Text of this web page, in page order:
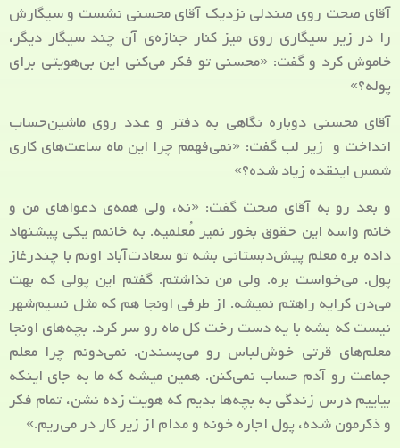
آقای صحت روی صندلی نزدیک آقای محسنی نشست و سیگارش
را در زیر سیگاری روی میز کنار جنازه‌ی آن چند سیگار دیگر،
خاموش کرد و گفت: «محسنی تو فکر می‌کنی این بی‌هویتی برای
پوله؟»
آقای محسنی دوباره نگاهی به دفتر و عدد روی ماشین‌حساب
انداخت و زیر لب گفت: «نمی‌فهمم چرا این ماه ساعت‌های کاری
شمس اینقده زیاد شده؟»
و بعد رو به آقای صحت گفت: «نه، ولی همه‌ی دعواهای من و
خانم واسه این حقوق بخور نمیر مُعلمیه. به خانمم یکی پیشنهاد
داده بره معلم پیش‌دبستانی بشه تو سعادت‌آباد اونم با چندرغاز
پول. می‌خواست بره. ولی من نذاشتم. گفتم این پولی که بهت
می‌دن کرایه راهتم نمیشه. از طرفی اونجا هم که مثل نسیم‌شهر
نیست که بشه با یه دست رخت کل ماه رو سر کرد. بچه‌های اونجا
معلم‌های قرتی خوش‌لباس رو می‌پسندن. نمی‌دونم چرا معلم
جماعت رو آدم حساب نمی‌کنن. همین میشه که ما به جای اینکه
بیاییم درس زندگی به بچه‌ها بدیم که هویت زده نشن، تمام فکر
و ذکرمون شده، پول اجاره خونه و مدام از زیر کار در می‌ریم.»